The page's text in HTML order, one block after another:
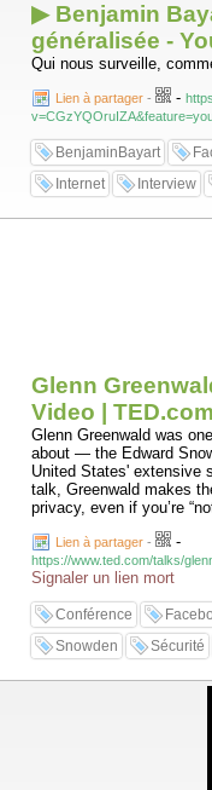
▶ Benjamin
généralisée -
Qui nous surveille,
Lien à partager - -
BenjaminBayart
Internet
Interview
Glenn
Video | TED.com
Glenn Greenwald was
about — the Edward
United States' extensive
talk, Greenwald makes
privacy, even if you’re
Lien à partager - -
https://www.ted.com/talks/
Signaler un lien mort
Conférence
Snowden
Sécurité